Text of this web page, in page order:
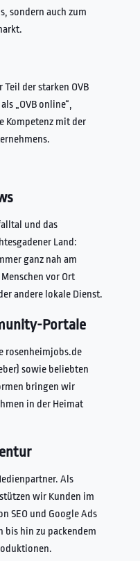
sondern auch zum
Teil der starken OVB
„OVB online“,
Kompetenz mit der
und das
Land:
ganz nah am
vor Ort
andere lokale Dienst.
Portale
rosenheimjobs.de
sowie beliebten
bringen wir
in der Heimat
Als
wir Kunden im
SEO und Google Ads
bis hin zu packendem